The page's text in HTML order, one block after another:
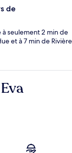
de
seulement 2 min de
et à 7 min de Rivière